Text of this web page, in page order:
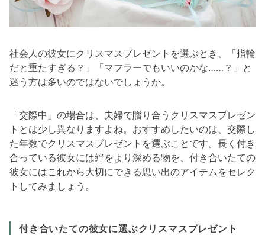
社会人の彼女にクリスマスプレゼントを選ぶとき、「指輪
だと重たすぎる？」「マフラーでもいいのかな……？」と
迷う方は多いのではないでしょうか。
「交際中」の場合は、夫婦で贈り合うクリスマスプレゼン
トとは少し異なりますよね。おすすめしたいのは、交際し
た年数でクリスマスプレゼントを選ぶことです。長く付き
合っている彼女には絆をより深める物を、付き合いたての
彼女にはこれから大切にできる思い出のアイテムをセレク
トしてみましょう。
付き合いたての彼女に選ぶクリスマスプレゼント